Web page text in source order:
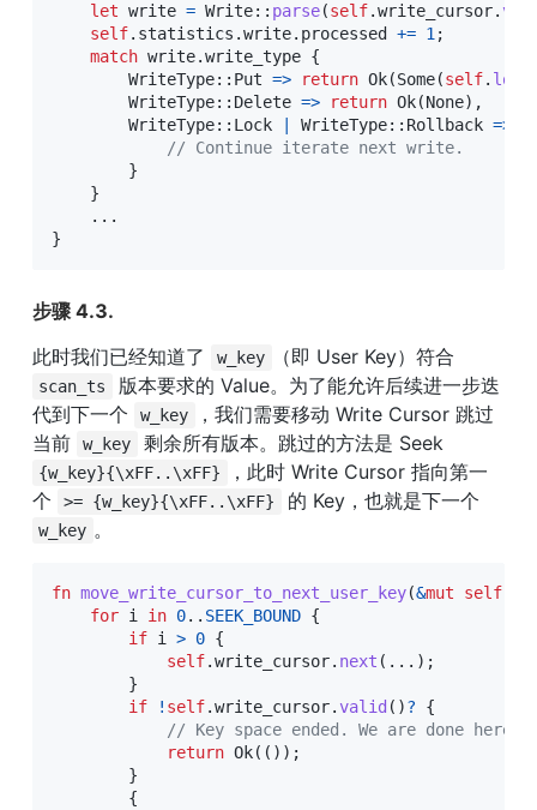
let write = Write:: parse(self.write_cursor.
self. statistics .write. processed += 1 ;
match write.write_type {
WriteType:: Put => return Ok(Some(self.
WriteType:: Delete => return Ok(None) ,
WriteType:: Lock WriteType:: Rollback =>
// Continue iterate next write.
}
}
...
}
步骤 4.3.
此时我们已经知道了
w_key
scan_ts
版本要求的 Value。为了能允许后续进一步迭
代到下一个
w_key
，我们需要移动 Write Cursor 跳过
当前
w_key 剩余所有版本。跳过的方法是 Seek
{w_key}{\xFF..\xFF}
，此时 Write Cursor 指向第一
个
>= {w_key}{\xFF..\xFF}
w_key 。
fn move_write_cursor_to_next_user_key(&mut self
for i in 0.. SEEK_BOUND {
if i > 0 {
self.write_cursor. next ( ... ) ;
}
if
! self.write_cursor.valid ( )?
{
// Key space ended. We are done here.
return Ok( ( ) ) ;
}
{